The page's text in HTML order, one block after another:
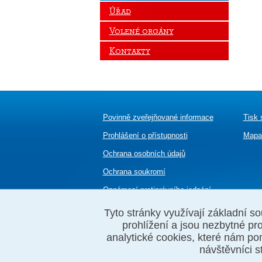
Úřad
Volené orgány
Kontakty
Povinně zveřejňované informace
Prohlášení o přístupnosti
Ochrana osobních údajů
Ochrana soukromí
Oznámeníprotiprávního jednání
Tisk
© 2012–2024MČ Praha 8 Powered byPUBLIX
Tyto stránky využívají základní
prohlížení a jsou nezbytné
analytické cookies, které nám
návštěvníci